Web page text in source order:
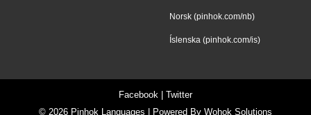
Norsk (pinhok.com/nb)
Íslenska (pinhok.com/is)
Facebook
Twitter
© 2026 Pinhok Languages | Powered By Wohok Solutions